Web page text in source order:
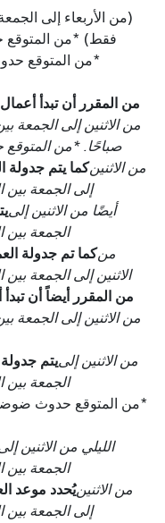
(من الأربعاء إلى
فقط) *من المتوقع
*من المتوقع
من المقرر أن تبدأ أعمال
صباحًا. *من
كما يتم جدولةمن الاثنين
إلى الجمعة بين الساعة 8:00
أيضًا من الاثنين إلى
الجمعة بين الساعة 8:00
كما تم جدولةمن
الاثنين إلى الجمعة بين الساعة 8:00
من المقرر أيضاً أن تبدأ
يتممن الاثنين إلى
الجمعة بين الساعة 8:00
*من المتوقع حدوث
الليلي من الاثنين
الجمعة بين الساعة 8:00
يُحدد موعدمن الاثنين
إلى الجمعة بين الساعة 8:00